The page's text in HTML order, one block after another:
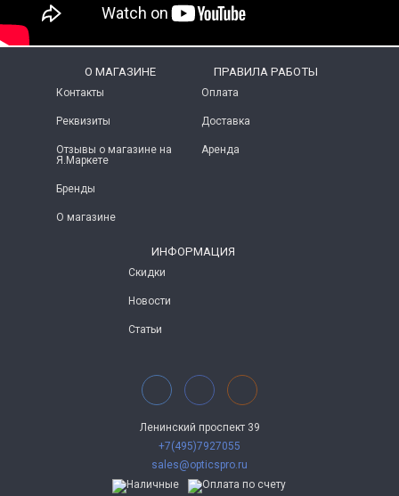
O МАГАЗИНЕ
Контакты
Реквизиты
Отзывы о магазине на
Я.Маркете
Бренды
О магазине
ПРАВИЛА РАБОТЫ
Оплата
Доставка
Аренда
ИНФОРМАЦИЯ
Скидки
Новости
Статьи
Ленинский проспект 39
+7(495)7927055
sales@opticspro.ru